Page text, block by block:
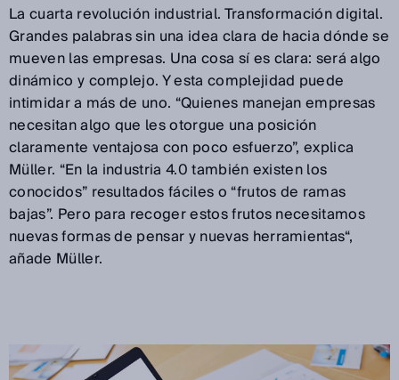
La cuarta revolución industrial. Transformación digital.
Grandes palabras sin una idea clara de hacia dónde se
mueven las empresas. Una cosa sí es clara: será algo
dinámico y complejo. Y esta complejidad puede
intimidar a más de uno. “Quienes manejan empresas
necesitan algo que les otorgue una posición
claramente ventajosa con poco esfuerzo”, explica
Müller. “En la industria 4.0 también existen los
conocidos” resultados fáciles o “frutos de ramas
bajas”. Pero para recoger estos frutos necesitamos
nuevas formas de pensar y nuevas herramientas“,
añade Müller.